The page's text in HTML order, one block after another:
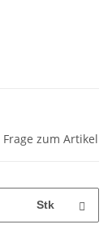
Frage zum Artikel
Stk